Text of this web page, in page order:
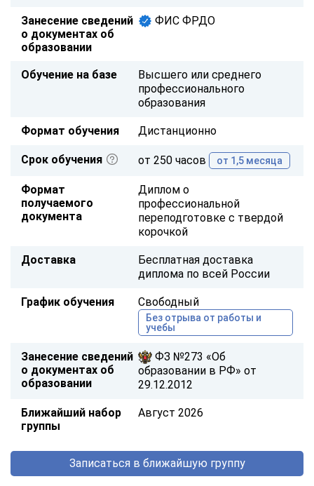
Занесение сведений
о документах об
образовании
ФИС ФРДО
Обучение на базе
Высшего или среднего
профессионального
образования
Формат обучения Дистанционно
Срок обучения от 250 часов от 1,5 месяца
Формат
получаемого
документа
Диплом о
профессиональной
переподготовке с твердой
корочкой
Доставка
Бесплатная доставка
диплома по всей России
График обучения Свободный
Без отрыва от работы и
учебы
Занесение сведений
о документах об
образовании
ФЗ №273 «Об
образовании в РФ» от
29.12.2012
Ближайший набор
группы
Август 2026
Записаться в ближайшую группу